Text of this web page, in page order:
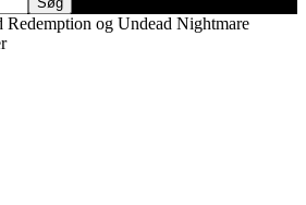
Redemption og Undead Nightmare